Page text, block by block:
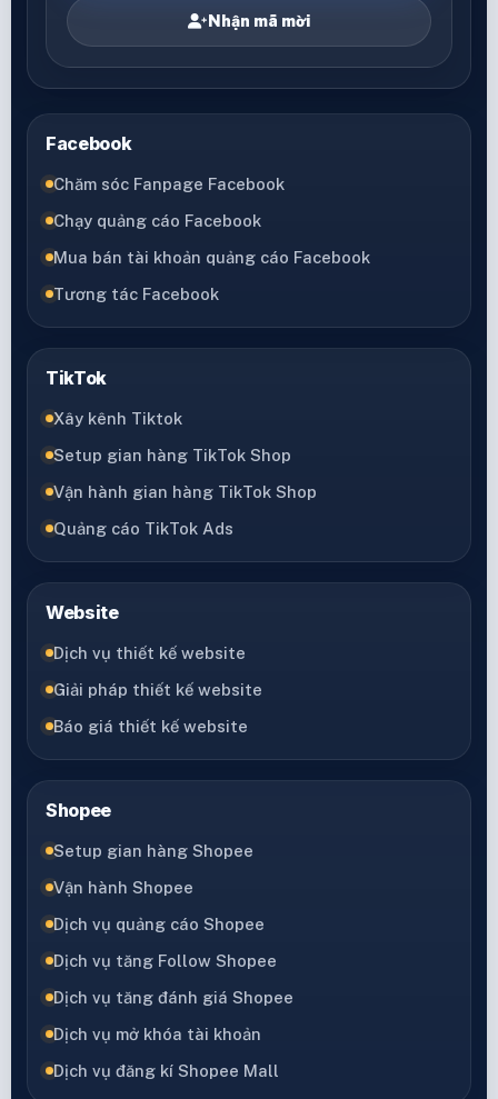
Nhận mã mời
Facebook
Chăm sóc Fanpage Facebook
Chạy quảng cáo Facebook
Mua bán tài khoản quảng cáo Facebook
Tương tác Facebook
TikTok
Xây kênh Tiktok
Setup gian hàng TikTok Shop
Vận hành gian hàng TikTok Shop
Quảng cáo TikTok Ads
Website
Dịch vụ thiết kế website
Giải pháp thiết kế website
Báo giá thiết kế website
Shopee
Setup gian hàng Shopee
Vận hành Shopee
Dịch vụ quảng cáo Shopee
Dịch vụ tăng Follow Shopee
Dịch vụ tăng đánh giá Shopee
Dịch vụ mở khóa tài khoản
Dịch vụ đăng kí Shopee Mall